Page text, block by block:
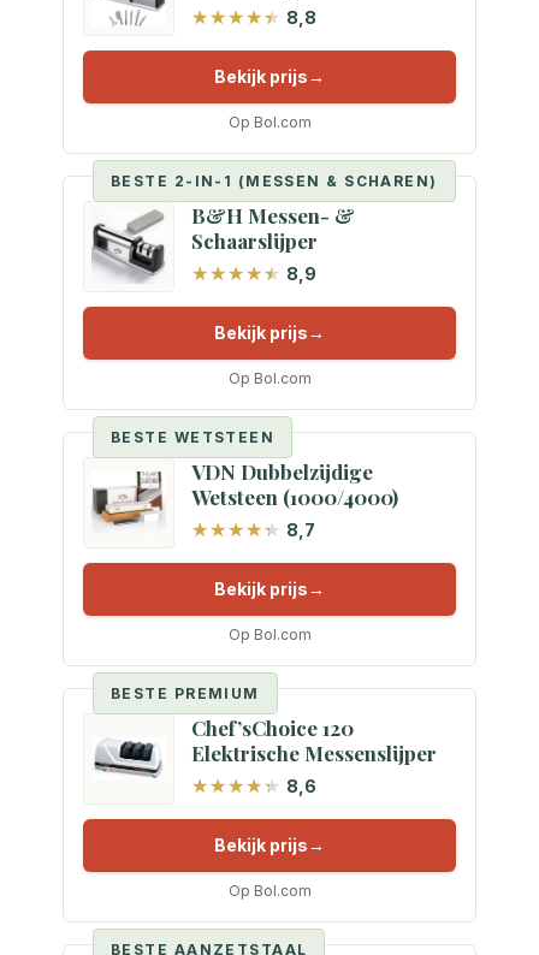
8,8
Bekijk prijs
Op Bol.com
BESTE 2-IN-1 (MESSEN & SCHAREN)
B&H Messen- &
Schaarslijper
8,9
Bekijk prijs
Op Bol.com
BESTE WETSTEEN
VDN Dubbelzijdige
Wetsteen (1000/4000)
8,7
Bekijk prijs
Op Bol.com
BESTE PREMIUM
Chef’sChoice 120
Elektrische Messenslijper
8,6
Bekijk prijs
Op Bol.com
BESTE AANZETSTAAL